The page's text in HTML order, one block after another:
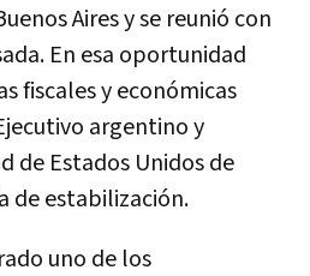
Aires y se reunió con
En esa oportunidad
fiscales y económicas
argentino y
de Estados Unidos de
de estabilización.
uno de los